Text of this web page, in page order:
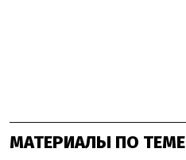
МАТЕРИАЛЫ ПО ТЕМЕ